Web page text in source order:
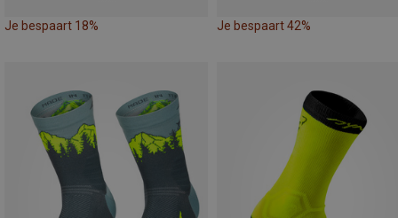
Je bespaart 18% Je bespaart 42%